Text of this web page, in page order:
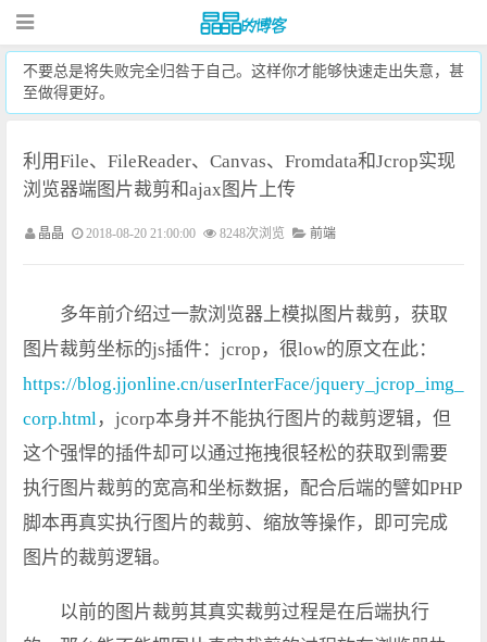
不要总是将失败完全归咎于自己。这样你才能够快速走出失意，甚
至做得更好。
利用File、FileReader、Canvas、Fromdata和Jcrop实现
浏览器端图片裁剪和ajax图片上传
晶晶 2018-08-20 21:00:00 8248次浏览 前端
多年前介绍过一款浏览器上模拟图片裁剪，获取
图片裁剪坐标的js插件：jcrop，很low的原文在此：
https://blog.jjonline.cn/userInterFace/jquery_jcrop_img_
corp.html，jcorp本身并不能执行图片的裁剪逻辑，但
这个强悍的插件却可以通过拖拽很轻松的获取到需要
执行图片裁剪的宽高和坐标数据，配合后端的譬如PHP
脚本再真实执行图片的裁剪、缩放等操作，即可完成
图片的裁剪逻辑。
以前的图片裁剪其真实裁剪过程是在后端执行